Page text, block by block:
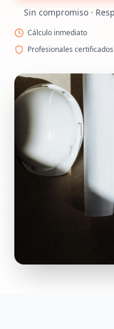
Sin compromiso ·
Cálculo inmediato
Profesionales certificados